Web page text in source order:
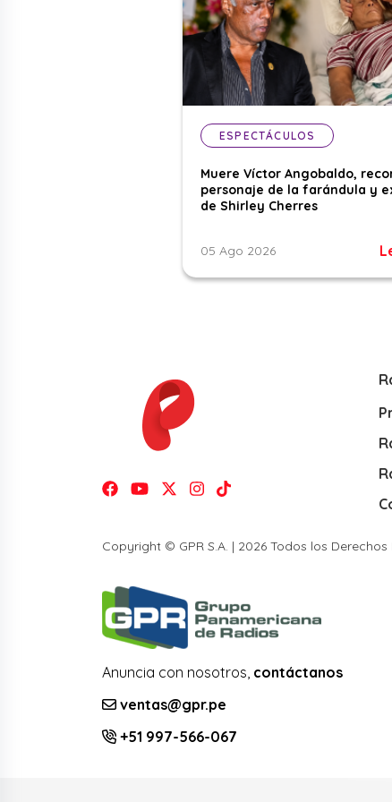
ESPECTÁCULOS
Muere Víctor Angobaldo,
personaje de la farándula y
de Shirley Cherres
05 Ago 2026
Copyright © GPR S.A. | 2026 Todos los Derechos
Anuncia con nosotros, contáctanos
ventas@gpr.pe
+51 997-566-067